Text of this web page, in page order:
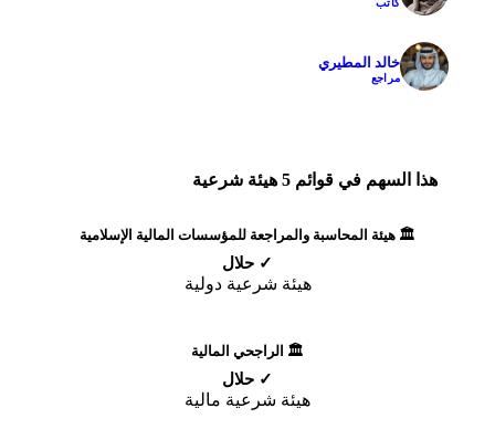
خالد المطيري
مراجع
هذا السهم في قوائم 5 هيئة شرعية
🏛️ هيئة المحاسبة والمراجعة للمؤسسات المالية الإسلامية
✓ حلال
هيئة شرعية دولية
🏛️ الراجحي المالية
✓ حلال
هيئة شرعية مالية